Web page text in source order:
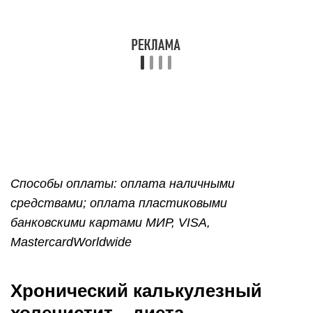
Способы оплаты: оплата наличными
средствами; оплата пластиковыми
банковскими картами МИР, VISA,
MastercardWorldwide
Хронический калькулезный